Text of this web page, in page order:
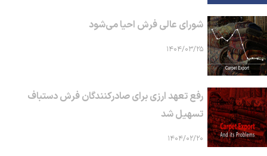
شورای عالی فرش احیا می‌شود
۱۴۰۴/۰۳/۲۵
رفع تعهد ارزی برای صادرکنندگان فرش دستباف
تسهیل شد
۱۴۰۴/۰۲/۲۰